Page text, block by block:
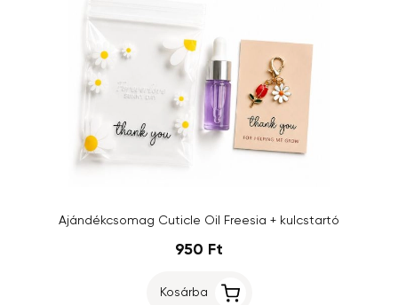
Ajándékcsomag Cuticle Oil Freesia + kulcstartó
950 Ft
Kosárba